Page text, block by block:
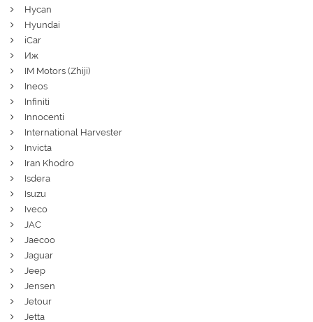
Hycan
Hyundai
iCar
Иж
IM Motors (Zhiji)
Ineos
Infiniti
Innocenti
International Harvester
Invicta
Iran Khodro
Isdera
Isuzu
Iveco
JAC
Jaecoo
Jaguar
Jeep
Jensen
Jetour
Jetta